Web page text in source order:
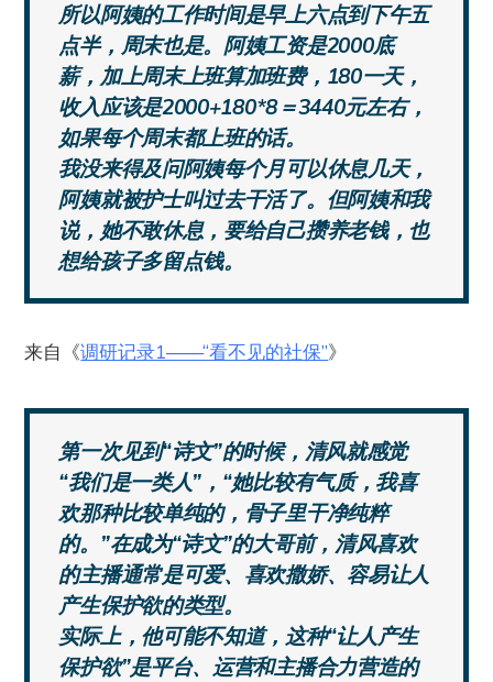
所以阿姨的工作时间是早上六点到下午五
点半，周末也是。阿姨工资是2000底
薪，加上周末上班算加班费，180一天，
收入应该是2000+180*8＝3440元左右，
如果每个周末都上班的话。
我没来得及问阿姨每个月可以休息几天，
阿姨就被护士叫过去干活了。但阿姨和我
说，她不敢休息，要给自己攒养老钱，也
想给孩子多留点钱。
来自《调研记录1——“看不见的社保”》
第一次见到“诗文”的时候，清风就感觉
“我们是一类人”，“她比较有气质，我喜
欢那种比较单纯的，骨子里干净纯粹
的。”在成为“诗文”的大哥前，清风喜欢
的主播通常是可爱、喜欢撒娇、容易让人
产生保护欲的类型。
实际上，他可能不知道，这种“让人产生
保护欲”是平台、运营和主播合力营造的